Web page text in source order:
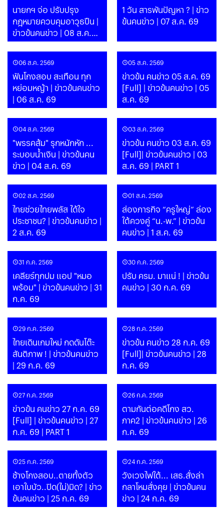
นายกฯ จ่อ ปรับปรุง
กฎหมายควบคุมอาวุธปืน |
ข่าวข้นคนข่าว | 08 ส.ค.
69
1 วัน สารพันปัญหา ? | ข่าว
ข้นคนข่าว | 07 ส.ค. 69
06 ส.ค. 2569
ฟันโกงสอบ สะเทือน ทุก
หย่อมหญ้า | ข่าวข้นคนข่าว
| 06 ส.ค. 69
05 ส.ค. 2569
ข่าวข้น คนข่าว 05 ส.ค. 69
[Full] | ข่าวข้นคนข่าว | 05
ส.ค. 69
04 ส.ค. 2569
"พรรคส้ม" รุกหนักหัก ...
ระบอบน้ำเงิน | ข่าวข้นคน
ข่าว | 04 ส.ค. 69
03 ส.ค. 2569
ข่าวข้น คนข่าว 03 ส.ค. 69
[Full]| ข่าวข้นคนข่าว | 03
ส.ค. 69 | PART 1
02 ส.ค. 2569
ไทยช่วยไทยพลัส ได้ใจ
ประชาชน? | ข่าวข้นคนข่าว |
2 ส.ค. 69
01 ส.ค. 2569
ส่องภารกิจ “ครูใหญ่” ล่อง
ใต้ควงคู่ “น.-พ.” | ข่าวข้น
คนข่าว | 1 ส.ค. 69
31 ก.ค. 2569
เคลียร์ทุกปม แอป "หมอ
พร้อม" | ข่าวข้นคนข่าว | 31
ก.ค. 69
30 ก.ค. 2569
ปรับ ครม. มาแน่ ! | ข่าวข้น
คนข่าว | 30 ก.ค. 69
29 ก.ค. 2569
ไทยเดินเกมใหม่ กดดันโต๊ะ
สันติภาพ ! | ข่าวข้นคนข่าว
| 29 ก.ค. 69
28 ก.ค. 2569
ข่าวข้น คนข่าว 28 ก.ค. 69
[Full]| ข่าวข้นคนข่าว | 28
ก.ค. 69
27 ก.ค. 2569
ข่าวข้น คนข่าว 27 ก.ค. 69
[Full] | ข่าวข้นคนข่าว | 27
ก.ค. 69 | PART 1
26 ก.ค. 2569
ตามกันต่อคดีโกง สว.
ภาค2 | ข่าวข้นคนข่าว | 26
ก.ค. 69
25 ก.ค. 2569
ช้างโกงสอบ..ตายทั้งตัว
เอาใบบัว..ปิด(ไม่)มิด? | ข่าว
ข้นคนข่าว | 25 ก.ค. 69
24 ก.ค. 2569
วังเวงไฟใต้... เสธ.สั่งล่า
กลาโหมสั่งคุย | ข่าวข้นคน
ข่าว | 24 ก.ค. 69